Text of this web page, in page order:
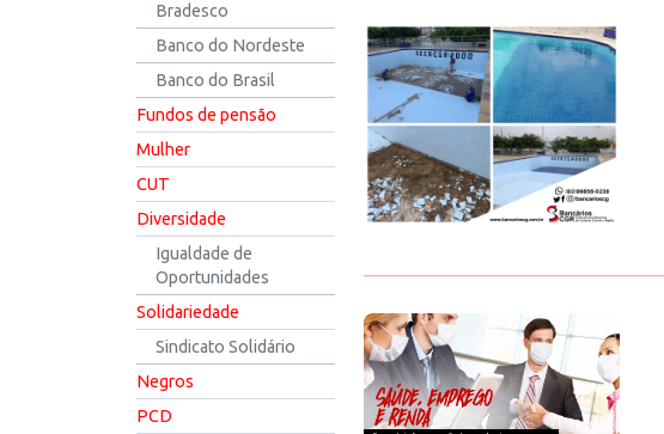
Bradesco
Banco do Nordeste
Banco do Brasil
Fundos de pensão
Mulher
CUT
Diversidade
Igualdade de
Oportunidades
Solidariedade
Sindicato Solidário
Negros
PCD